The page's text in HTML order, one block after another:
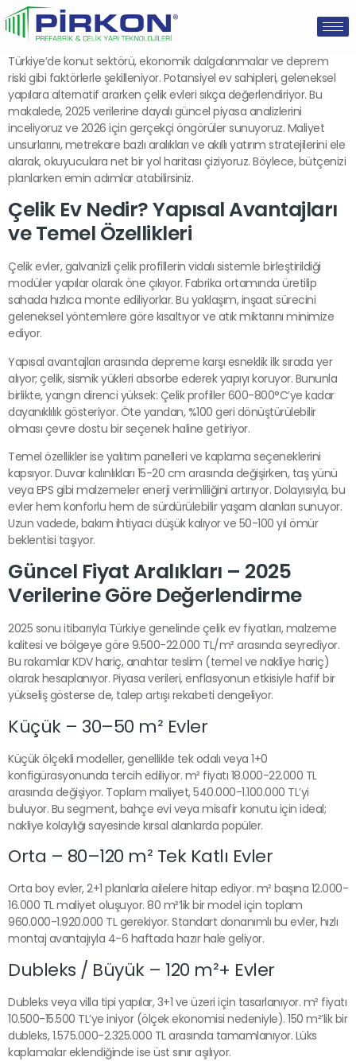
Türkiye’de konut sektörü, ekonomik dalgalanmalar ve deprem
riski gibi faktörlerle şekilleniyor. Potansiyel ev sahipleri, geleneksel
yapılara alternatif ararken çelik evleri sıkça değerlendiriyor. Bu
makalede, 2025 verilerine dayalı güncel piyasa analizlerini
inceliyoruz ve 2026 için gerçekçi öngörüler sunuyoruz. Maliyet
unsurlarını, metrekare bazlı aralıkları ve akıllı yatırım stratejilerini ele
alarak, okuyuculara net bir yol haritası çiziyoruz. Böylece, bütçenizi
planlarken emin adımlar atabilirsiniz.
Çelik Ev Nedir? Yapısal Avantajları
ve Temel Özellikleri
Çelik evler, galvanizli çelik profillerin vidalı sistemle birleştirildiği
modüler yapılar olarak öne çıkıyor. Fabrika ortamında üretilip
sahada hızlıca monte ediliyorlar. Bu yaklaşım, inşaat sürecini
geleneksel yöntemlere göre kısaltıyor ve atık miktarını minimize
ediyor.
Yapısal avantajları arasında depreme karşı esneklik ilk sırada yer
alıyor; çelik, sismik yükleri absorbe ederek yapıyı koruyor. Bununla
birlikte, yangın direnci yüksek: Çelik profiller 600-800°C’ye kadar
dayanıklılık gösteriyor. Öte yandan, %100 geri dönüştürülebilir
olması çevre dostu bir seçenek haline getiriyor.
Temel özellikler ise yalıtım panelleri ve kaplama seçeneklerini
kapsıyor. Duvar kalınlıkları 15-20 cm arasında değişirken, taş yünü
veya EPS gibi malzemeler enerji verimliliğini artırıyor. Dolayısıyla, bu
evler hem konforlu hem de sürdürülebilir yaşam alanları sunuyor.
Uzun vadede, bakım ihtiyacı düşük kalıyor ve 50-100 yıl ömür
beklentisi taşıyor.
Güncel Fiyat Aralıkları – 2025
Verilerine Göre Değerlendirme
2025 sonu itibarıyla Türkiye genelinde çelik ev fiyatları, malzeme
kalitesi ve bölgeye göre 9.500-22.000 TL/m² arasında seyrediyor.
Bu rakamlar KDV hariç, anahtar teslim (temel ve nakliye hariç)
olarak hesaplanıyor. Piyasa verileri, enflasyonun etkisiyle hafif bir
yükseliş gösterse de, talep artışı rekabeti dengeliyor.
Küçük – 30–50 m² Evler
Küçük ölçekli modeller, genellikle tek odalı veya 1+0
konfigürasyonunda tercih ediliyor. m² fiyatı 18.000-22.000 TL
arasında değişiyor. Toplam maliyet, 540.000-1.100.000 TL’yi
buluyor. Bu segment, bahçe evi veya misafir konutu için ideal;
nakliye kolaylığı sayesinde kırsal alanlarda popüler.
Orta – 80–120 m² Tek Katlı Evler
Orta boy evler, 2+1 planlarla ailelere hitap ediyor. m² başına 12.000-
16.000 TL maliyet oluşuyor. 80 m²’lik bir model için toplam
960.000-1.920.000 TL gerekiyor. Standart donanımlı bu evler, hızlı
montaj avantajıyla 4-6 haftada hazır hale geliyor.
Dubleks / Büyük – 120 m²+ Evler
Dubleks veya villa tipi yapılar, 3+1 ve üzeri için tasarlanıyor. m² fiyatı
10.500-15.500 TL’ye iniyor (ölçek ekonomisi nedeniyle). 150 m²’lik bir
dubleks, 1.575.000-2.325.000 TL arasında tamamlanıyor. Lüks
kaplamalar eklendiğinde ise üst sınır aşılıyor.